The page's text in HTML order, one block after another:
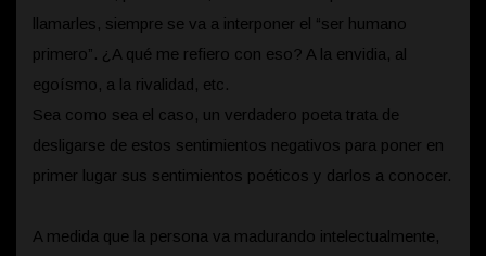
llamarles, siempre se va a interponer el “ser humano
primero”. ¿A qué me refiero con eso? A la envidia, al
egoísmo, a la rivalidad, etc.
Sea como sea el caso, un verdadero poeta trata de
desligarse de estos sentimientos negativos para poner en
primer lugar sus sentimientos poéticos y darlos a conocer.
A medida que la persona va madurando intelectualmente,